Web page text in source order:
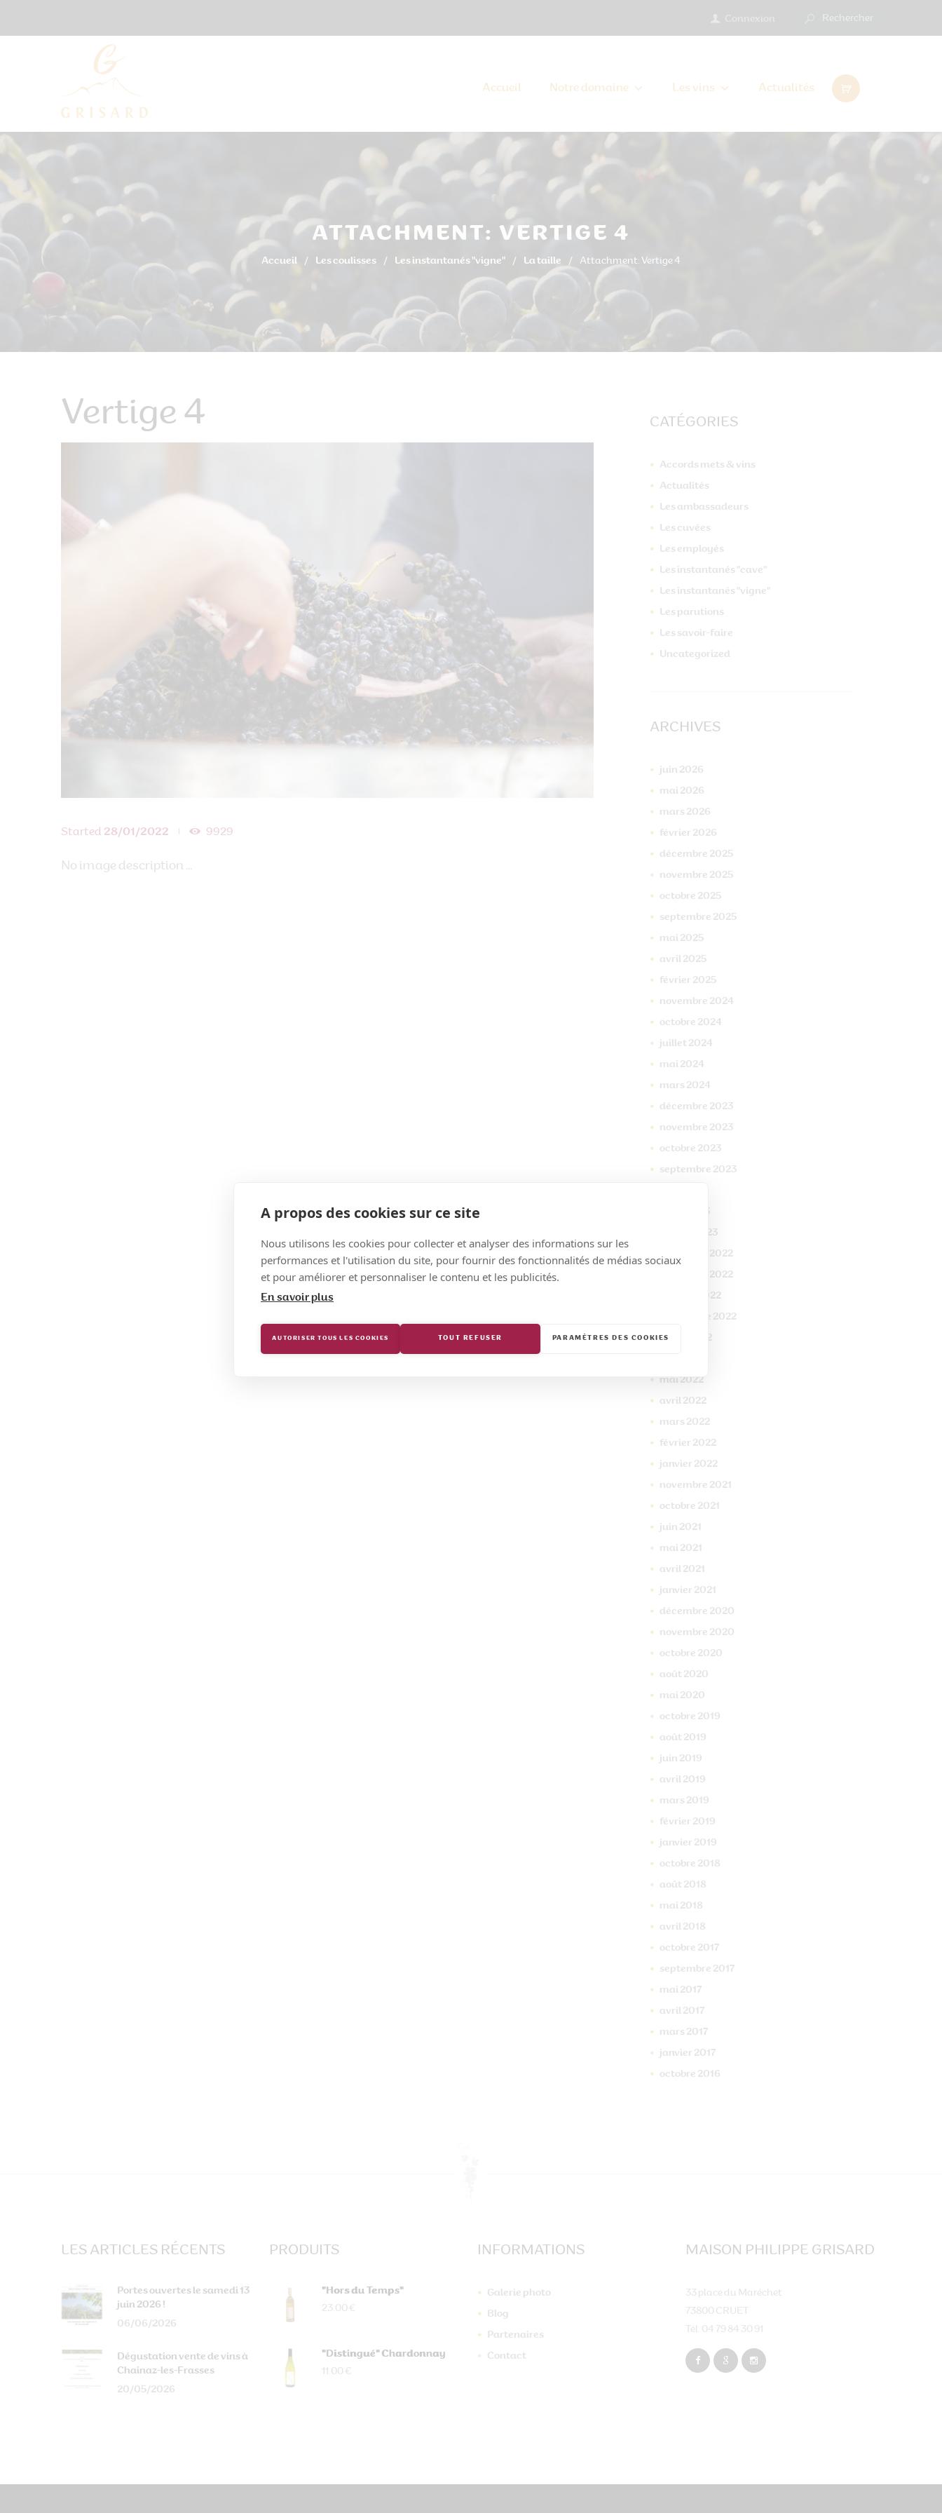
A propos des cookies sur ce site
Nous utilisons les cookies pour collecter et analyser des informations sur les
performances et l'utilisation du site, pour fournir des fonctionnalités de médias sociaux
et pour améliorer et personnaliser le contenu et les publicités.
En savoir plus
AUTORISER TOUS LES COOKIES TOUT REFUSER PARAMÈTRES DES COOKIES
Accueil Notre domaine Les vins Actualités
ATTACHMENT: VERTIGE 4
Accueil Les coulisses Les instantanés "vigne" La taille Attachment: Vertige 4
Vertige 4
Started 28/01/2022 9929
No image description ...
CATÉGORIES
Accords mets & vins
Actualités
Les ambassadeurs
Les cuvées
Les employés
Les instantanés "cave"
Les instantanés "vigne"
Les parutions
Les savoir-faire
Uncategorized
ARCHIVES
juin 2026
mai 2026
mars 2026
février 2026
décembre 2025
novembre 2025
octobre 2025
septembre 2025
mai 2025
avril 2025
février 2025
novembre 2024
octobre 2024
juillet 2024
mai 2024
mars 2024
décembre 2023
novembre 2023
octobre 2023
septembre 2023
2023
2023
2022
2022
2022
septembre 2022
juillet 2022
mai 2022
avril 2022
mars 2022
février 2022
janvier 2022
novembre 2021
octobre 2021
juin 2021
mai 2021
avril 2021
janvier 2021
décembre 2020
novembre 2020
octobre 2020
août 2020
mai 2020
octobre 2019
août 2019
juin 2019
avril 2019
mars 2019
février 2019
janvier 2019
octobre 2018
août 2018
mai 2018
avril 2018
octobre 2017
septembre 2017
mai 2017
avril 2017
mars 2017
janvier 2017
octobre 2016
LES ARTICLES RÉCENTS
Portes ouvertes le samedi 13
juin 2026 !
06/06/2026
Dégustation vente de vins à
Chainaz-les-Frasses
20/05/2026
PRODUITS
"Hors du Temps"
23.00 €
"Distingué" Chardonnay
11.00 €
INFORMATIONS
Galerie photo
Blog
Partenaires
Contact
MAISON PHILIPPE GRISARD
33 place du Maréchet
73800 CRUET
Tél. 04 79 84 30 91